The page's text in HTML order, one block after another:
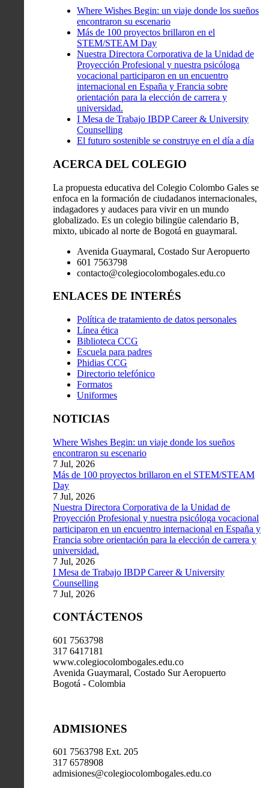
Where Wishes Begin: un viaje donde los sueños
encontraron su escenario
Más de 100 proyectos brillaron en el
STEM/STEAM Day
Nuestra Directora Corporativa de la Unidad de
Proyección Profesional y nuestra psicóloga
vocacional participaron en un encuentro
internacional en España y Francia sobre
orientación para la elección de carrera y
universidad.
I Mesa de Trabajo IBDP Career & University
Counselling
El futuro sostenible se construye en el día a día
ACERCA DEL COLEGIO
La propuesta educativa del Colegio Colombo Gales se
enfoca en la formación de ciudadanos internacionales,
indagadores y audaces para vivir en un mundo
globalizado. Es un colegio bilingüe calendario B,
mixto, ubicado al norte de Bogotá en guaymaral.
Avenida Guaymaral, Costado Sur Aeropuerto
601 7563798
contacto@colegiocolombogales.edu.co
ENLACES DE INTERÉS
Política de tratamiento de datos personales
Línea ética
Biblioteca CCG
Escuela para padres
Phidias CCG
Directorio telefónico
Formatos
Uniformes
NOTICIAS
Where Wishes Begin: un viaje donde los sueños
encontraron su escenario
7 Jul, 2026
Más de 100 proyectos brillaron en el STEM/STEAM
Day
7 Jul, 2026
Nuestra Directora Corporativa de la Unidad de
Proyección Profesional y nuestra psicóloga vocacional
participaron en un encuentro internacional en España y
Francia sobre orientación para la elección de carrera y
universidad.
7 Jul, 2026
I Mesa de Trabajo IBDP Career & University
Counselling
7 Jul, 2026
CONTÁCTENOS
601 7563798
317 6417181
www.colegiocolombogales.edu.co
Avenida Guaymaral, Costado Sur Aeropuerto
Bogotá - Colombia
ADMISIONES
601 7563798 Ext. 205
317 6578908
admisiones@colegiocolombogales.edu.co